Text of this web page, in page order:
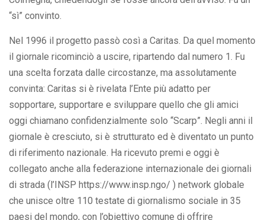
“sì” convinto.
Nel 1996 il progetto passò così a Caritas. Da quel momento
il giornale ricominciò a uscire, ripartendo dal numero 1. Fu
una scelta forzata dalle circostanze, ma assolutamente
convinta: Caritas si è rivelata l’Ente più adatto per
sopportare, supportare e sviluppare quello che gli amici
oggi chiamano confidenzialmente solo “Scarp”. Negli anni il
giornale è cresciuto, si è strutturato ed è diventato un punto
di riferimento nazionale. Ha ricevuto premi e oggi è
collegato anche alla federazione internazionale dei giornali
di strada (l’INSP https://www.insp.ngo/ ) network globale
che unisce oltre 110 testate di giornalismo sociale in 35
paesi del mondo, con l’obiettivo comune di offrire